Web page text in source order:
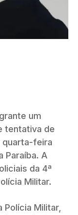
um
tentativa de
quarta-feira
Paraíba. A
da 4ª
Militar.
Polícia Militar,